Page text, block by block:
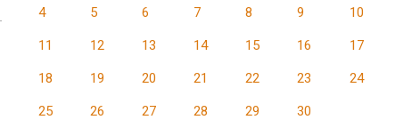
4 5 6 7 8 9 10
11 12 13 14 15 16 17
18 19 20 21 22 23 24
25 26 27 28 29 30